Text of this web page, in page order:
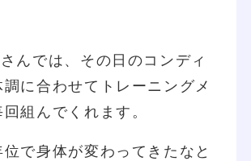
んでは、その日のコンディ
調に合わせてトレーニングメ
組んでくれます。
で身体が変わってきたなと